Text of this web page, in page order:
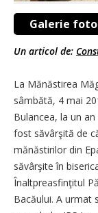
Galerie
Un articol de:
La Mănăstirea
sâmbătă, 4 mai
Bulancea, la un
fost săvârşită de
mănăstirilor din
săvârşite în
Înaltpreasfinţitul
Bacăului. A urmat